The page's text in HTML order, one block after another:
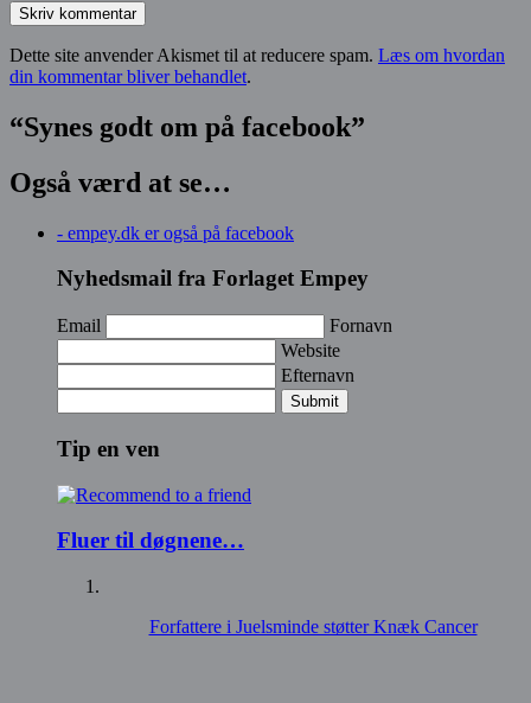
Dette site anvender Akismet til at reducere spam. Læs om hvordan
din kommentar bliver behandlet.
“Synes godt om på facebook”
Også værd at se…
- empey.dk er også på facebook
Nyhedsmail fra Forlaget Empey
Email
Fornavn
Website
Efternavn
Submit
Tip en ven
Fluer til døgnene…
Forfattere i Juelsminde støtter Knæk Cancer